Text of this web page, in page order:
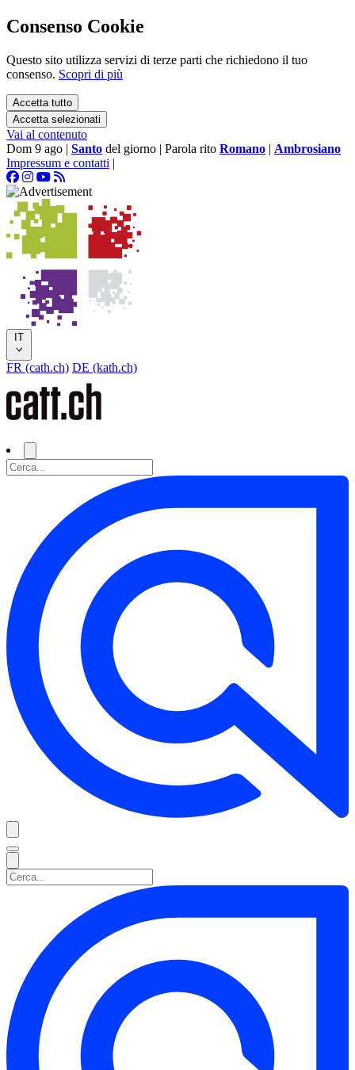
Consenso Cookie
Questo sito utilizza servizi di terze parti che richiedono il tuo
consenso. Scopri di più
Accetta tutto
Accetta selezionati
Vai al contenuto
Dom 9 ago | Santo del giorno | Parola rito Romano | Ambrosiano
Impressum e contatti |
IT
FR (cath.ch) DE (kath.ch)